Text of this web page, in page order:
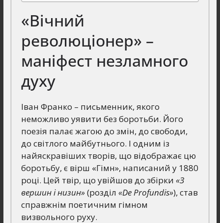
«Вічний
революціонер» –
маніфест незламного
духу
Іван Франко – письменник, якого
неможливо уявити без боротьби. Його
поезія палає жагою до змін, до свободи,
до світлого майбутнього. І одним із
найяскравіших творів, що відображає цю
боротьбу, є вірш «Гімн», написаний у 1880
році. Цей твір, що увійшов до збірки «З
вершин і низин»(розділ «De Profundis»), став
справжнім поетичним гімном
визвольного руху.